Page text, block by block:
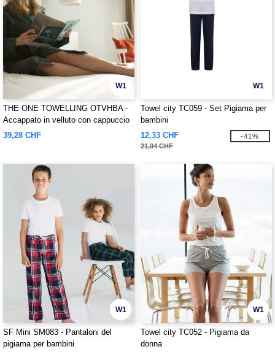
W1
THE ONE TOWELLING OTVHBA -
Accappato in velluto con cappuccio
39,28 CHF
W1
Towel city TC059 - Set Pigiama per
bambini
12,33 CHF
21,04 CHF
-41%
W1
SF Mini SM083 - Pantaloni del
pigiama per bambini
W1
Towel city TC052 - Pigiama da
donna